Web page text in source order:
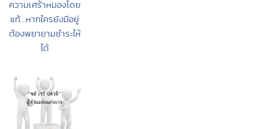
ความเศร้าหมองโดย
แท้...หากใครยังมีอยู่
ต้องพยายามชำระให้
ได้